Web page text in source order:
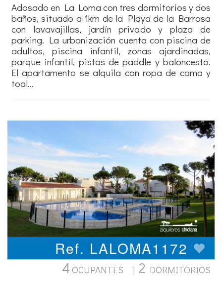
Adosado en La Loma con tres dormitorios y dos
baños, situado a 1km de la Playa de la Barrosa
con lavavajillas, jardín privado y plaza de
parking. La urbanización cuenta con piscina de
adultos, piscina infantil, zonas ajardinadas,
parque infantil, pistas de paddle y baloncesto.
El apartamento se alquila con ropa de cama y
toal...
Ref. LALOMA1172
4 OCUPANTES | 2 DORMITORIOS